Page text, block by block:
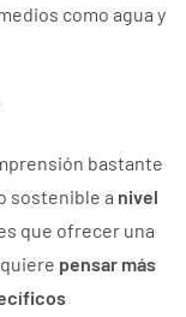
como agua y
bastante
sostenible a nivel
que ofrecer una
pensar más